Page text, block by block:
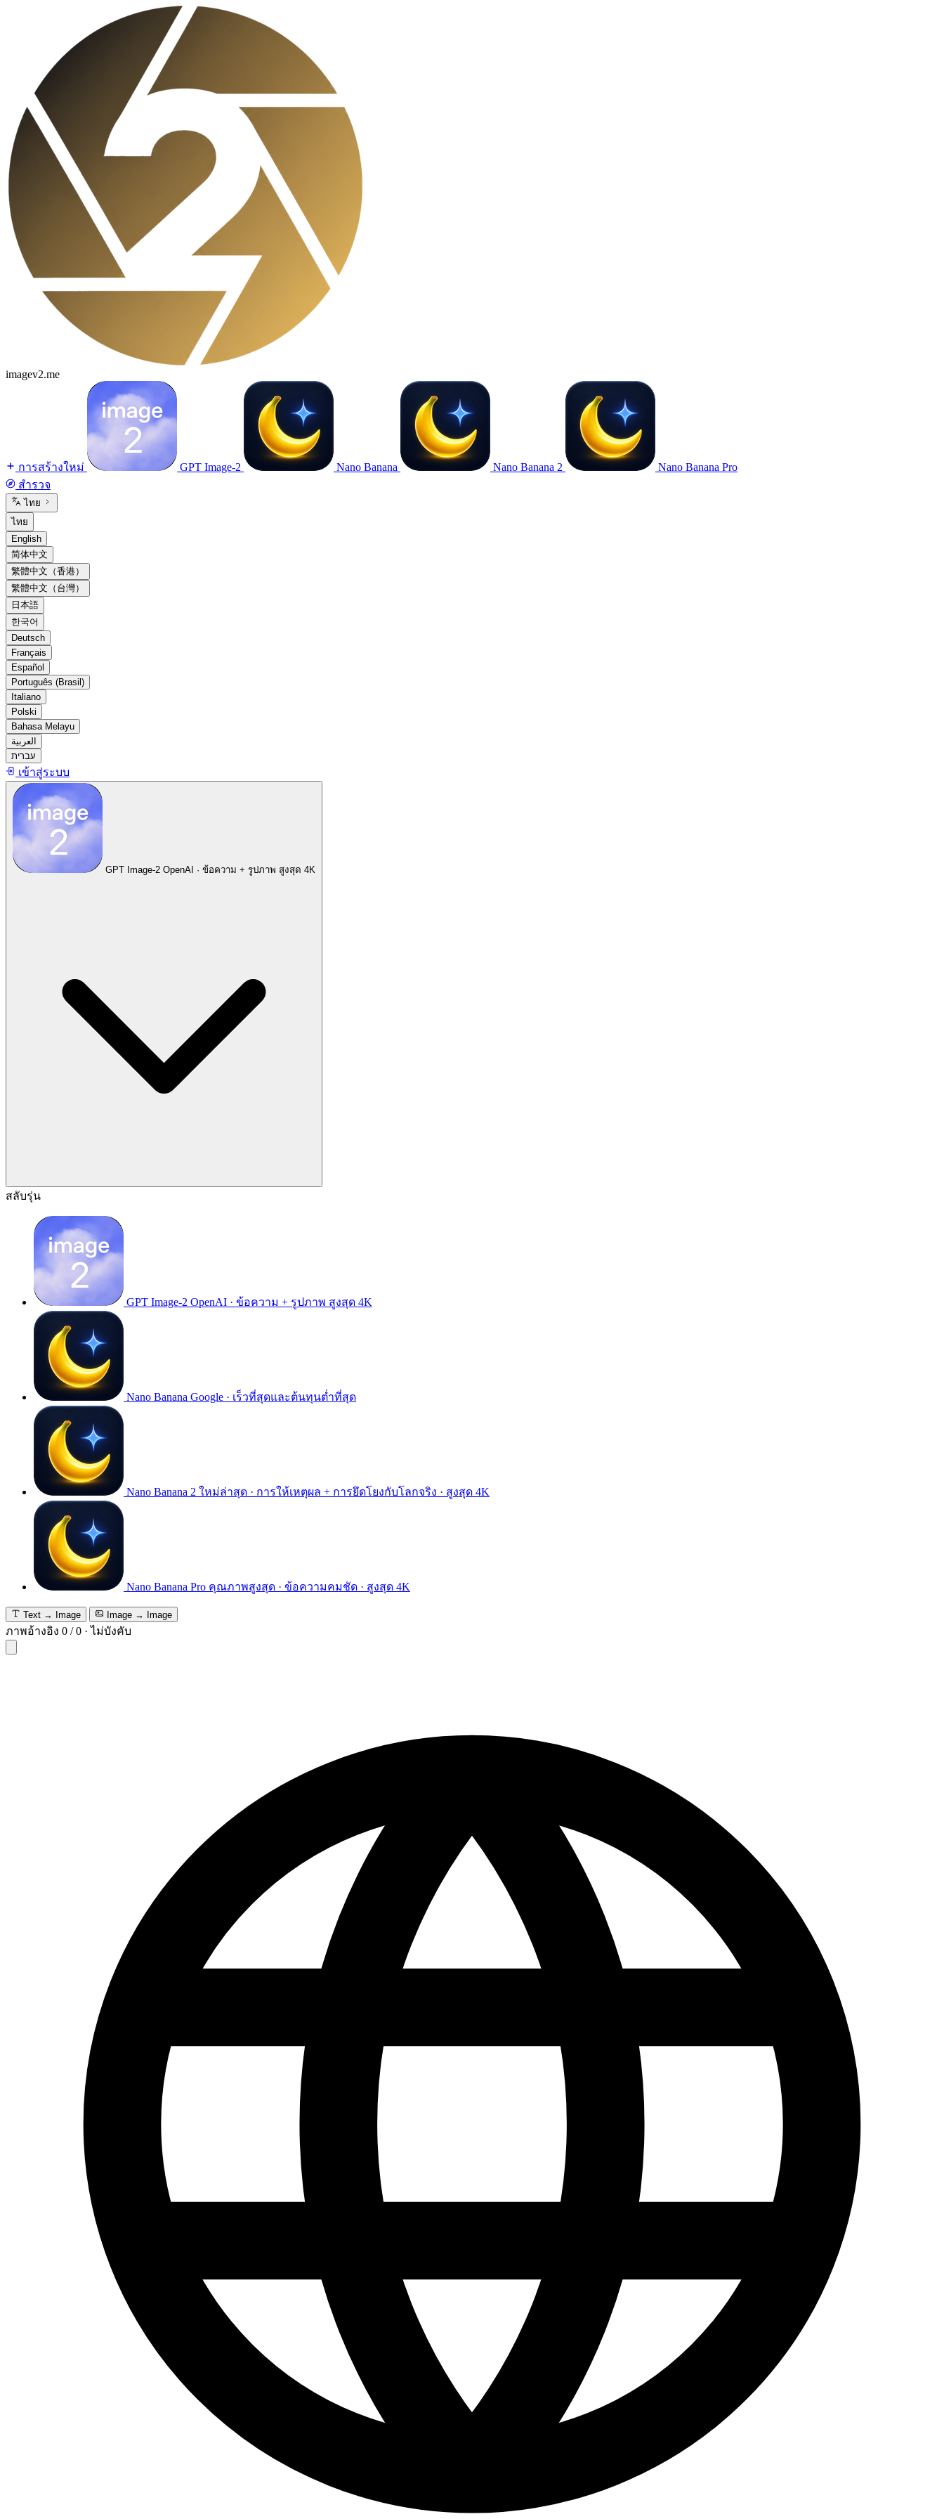
imagev2.me
การสร้างใหม่ GPT Image-2 Nano Banana Nano Banana 2
Nano Banana Pro
สำรวจ
ไทย
ไทย
English
简体中文
繁體中文（香港）
繁體中文（台灣）
日本語
한국어
Deutsch
Français
Español
Português (Brasil)
Italiano
Polski
Bahasa Melayu
العربية
עברית
เข้าสู่ระบบ
GPT Image-2 OpenAI · ข้อความ + รูปภาพ สูงสุด 4K
สลับรุ่น
GPT Image-2 OpenAI · ข้อความ + รูปภาพ สูงสุด 4K
Nano Banana Google · เร็วที่สุดและต้นทุนต่ำที่สุด
Nano Banana 2 ใหม่ล่าสุด · การให้เหตุผล + การยึดโยงกับโลกจริง · สูงสุด 4K
Nano Banana Pro คุณภาพสูงสุด · ข้อความคมชัด · สูงสุด 4K
Text → Image Image → Image
ภาพอ้างอิง 0 /0 ·ไม่บังคับ